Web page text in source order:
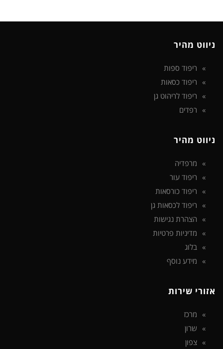
ניווט מהיר
ריפוד ספות
ריפוד כסאות
ריפוד לריהוט גן
רפדים
ניווט מהיר
מרפדיה
ריפוד עור
ריפוד כורסאות
ריפוד לכסאות גן
הצהרת נגישות
מדיניות פרטיות
בלוג
מידע נוסף
אזורי שירות
מרכז
שרון
צפון